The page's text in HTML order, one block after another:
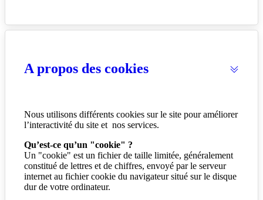
A propos des cookies
Nous utilisons différents cookies sur le site pour améliorer
l’interactivité du site et nos services.
Qu’est-ce qu’un "cookie" ?
Un "cookie" est un fichier de taille limitée, généralement
constitué de lettres et de chiffres, envoyé par le serveur
internet au fichier cookie du navigateur situé sur le disque
dur de votre ordinateur.